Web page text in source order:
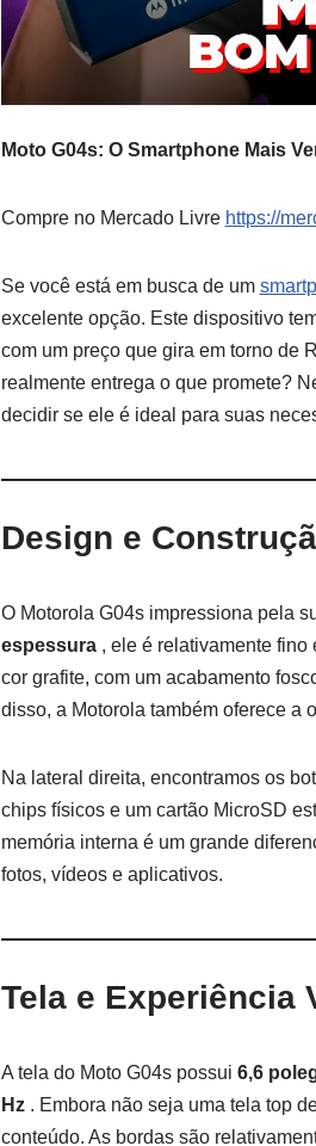
Moto G04s: O Smartphone Mais
Compre no Mercado Livre https://
Se você está em busca de um
excelente opção. Este dispositivo
com um preço que gira em torno de
realmente entrega o que promete?
decidir se ele é ideal para suas
Design e
O Motorola G04s impressiona pela
espessura , ele é relativamente
cor grafite, com um acabamento
disso, a Motorola também oferece a
Na lateral direita, encontramos os
chips físicos e um cartão MicroSD
memória interna é um grande
fotos, vídeos e aplicativos.
Tela e Experiência
A tela do Moto G04s possui 6,6
Hz . Embora não seja uma tela top
conteúdo. As bordas são